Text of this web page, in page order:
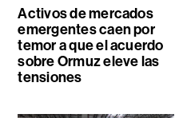
Activos de mercados
emergentes caen por
temor a que el acuerdo
sobre Ormuz eleve las
tensiones